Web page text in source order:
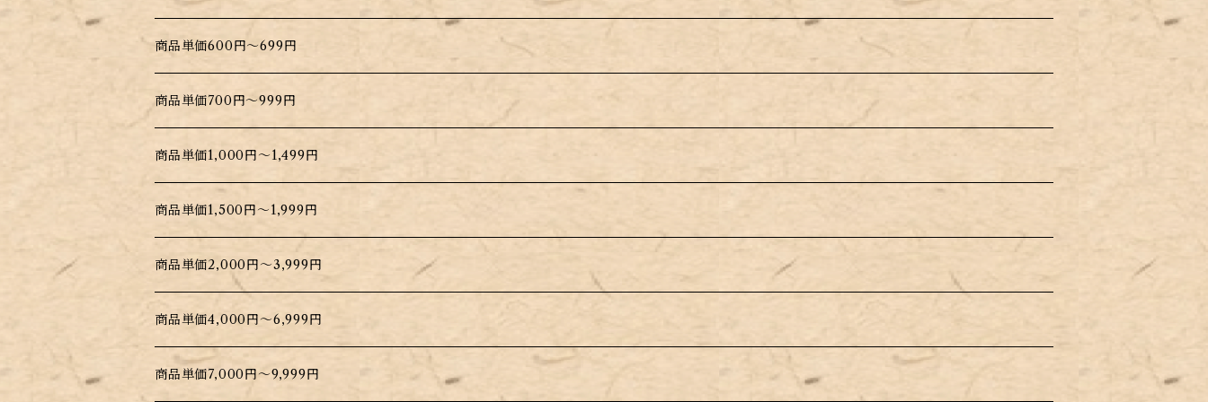
商品単価600円～699円
商品単価700円～999円
商品単価1,000円～1,499円
商品単価1,500円～1,999円
商品単価2,000円～3,999円
商品単価4,000円～6,999円
商品単価7,000円～9,999円